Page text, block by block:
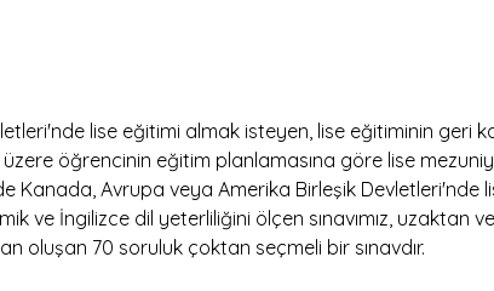
lise eğitimi almak isteyen, lise eğitiminin geri
öğrencinin eğitim planlamasına göre lise
Kanada, Avrupa veya Amerika Birleşik Devletleri'nde
ve İngilizce dil yeterliliğini ölçen sınavımız, uzaktan
oluşan 70 soruluk çoktan seçmeli bir sınavdır.